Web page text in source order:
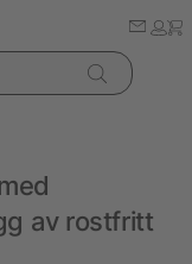
av rostfritt